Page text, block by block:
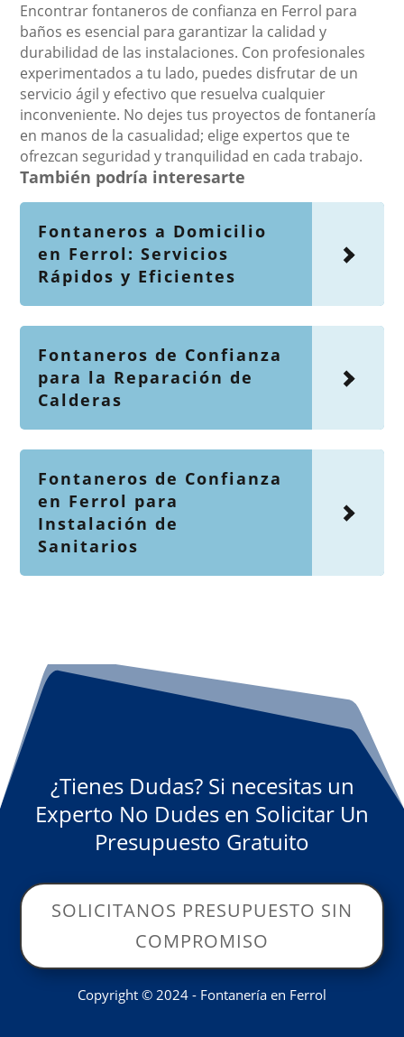
Encontrar fontaneros de confianza en Ferrol para
baños es esencial para garantizar la calidad y
durabilidad de las instalaciones. Con profesionales
experimentados a tu lado, puedes disfrutar de un
servicio ágil y efectivo que resuelva cualquier
inconveniente. No dejes tus proyectos de fontanería
en manos de la casualidad; elige expertos que te
ofrezcan seguridad y tranquilidad en cada trabajo.
También podría interesarte
Fontaneros a Domicilio
en Ferrol: Servicios
Rápidos y Eficientes
Fontaneros de Confianza
para la Reparación de
Calderas
Fontaneros de Confianza
en Ferrol para
Instalación de
Sanitarios
¿Tienes Dudas? Si necesitas un
Experto No Dudes en Solicitar Un
Presupuesto Gratuito
SOLICITANOS PRESUPUESTO SIN
COMPROMISO
Copyright © 2024 - Fontanería en Ferrol